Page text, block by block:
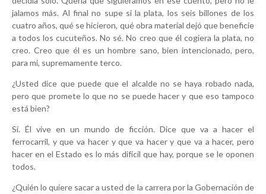
jalamos más. Al final no supe si la plata, los seis billones de los
cuatro años, qué se hicieron, qué obra material dejó que beneficie
a todos los cucuteños. No sé. No creo que él cogiera la plata, no
creo. Creo que él es un hombre sano, bien intencionado, pero,
para mí, supremamente terco.
¿Usted dice que puede que el alcalde no se haya robado nada,
pero que promete lo que no se puede hacer y que eso tampoco
está bien?
Sí. Él vive en un mundo de ficción. Dice que va a hacer el
ferrocarril, y que va hacer y que va hacer y que va a hacer, pero
hacer en el Estado es lo más difícil que hay, porque se le oponen
todos.
¿Quién lo quiere sacar a usted de la carrera por la Gobernación de